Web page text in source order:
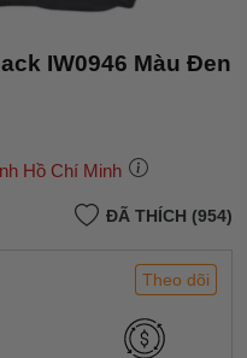
IW0946 Màu Đen
Hồ Chí Minh
ĐÃ THÍCH (954)
Theo dõi